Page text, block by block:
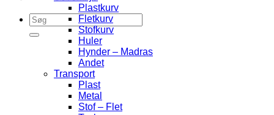
Plastkurv
Fletkurv
Stofkurv
Huler
Hynder – Madras
Andet
Transport
Plast
Metal
Stof – Flet